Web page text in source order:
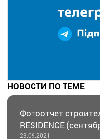
НОВОСТИ ПО ТЕМЕ
Фотоотчет
RESIDENCE
23.09.2021